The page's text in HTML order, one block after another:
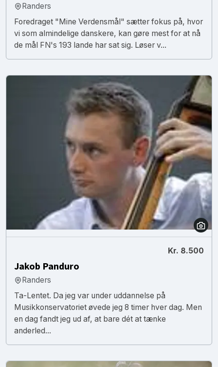
Randers
Foredraget "Mine Verdensmål" sætter fokus på, hvor
vi som almindelige danskere, kan gøre mest for at nå
de mål FN's 193 lande har sat sig. Løser v...
Kr. 8.500
Jakob Panduro
Randers
Ta-Lentet. Da jeg var under uddannelse på
Musikkonservatoriet øvede jeg 8 timer hver dag. Men
en dag fandt jeg ud af, at bare dét at tænke
anderled...